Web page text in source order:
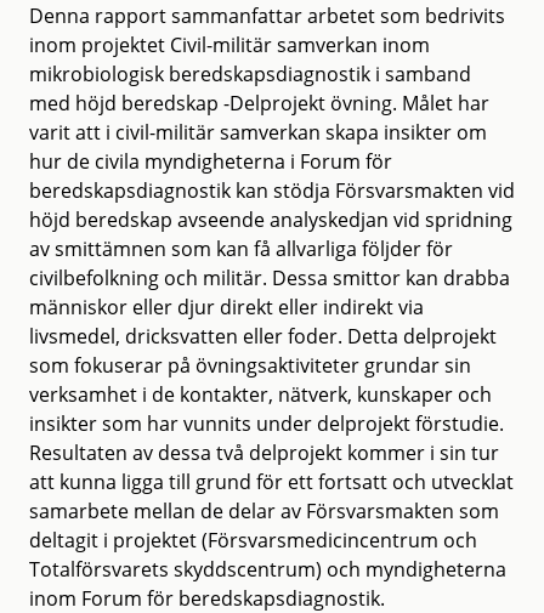
Denna rapport sammanfattar arbetet som bedrivits
inom projektet Civil-militär samverkan inom
mikrobiologisk beredskapsdiagnostik i samband
med höjd beredskap -Delprojekt övning. Målet har
varit att i civil-militär samverkan skapa insikter om
hur de civila myndigheterna i Forum för
beredskapsdiagnostik kan stödja Försvarsmakten vid
höjd beredskap avseende analyskedjan vid spridning
av smittämnen som kan få allvarliga följder för
civilbefolkning och militär. Dessa smittor kan drabba
människor eller djur direkt eller indirekt via
livsmedel, dricksvatten eller foder. Detta delprojekt
som fokuserar på övningsaktiviteter grundar sin
verksamhet i de kontakter, nätverk, kunskaper och
insikter som har vunnits under delprojekt förstudie.
Resultaten av dessa två delprojekt kommer i sin tur
att kunna ligga till grund för ett fortsatt och utvecklat
samarbete mellan de delar av Försvarsmakten som
deltagit i projektet (Försvarsmedicincentrum och
Totalförsvarets skyddscentrum) och myndigheterna
inom Forum för beredskapsdiagnostik.